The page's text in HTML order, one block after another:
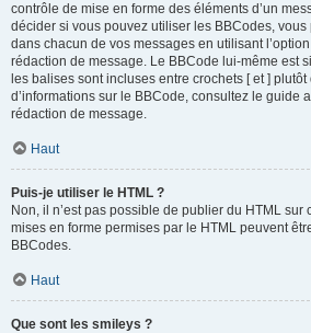
contrôle de mise en forme des éléments d’un
décider si vous pouvez utiliser les BBCodes,
dans chacun de vos messages en utilisant
rédaction de message. Le BBCode lui-même est
les balises sont incluses entre crochets [ et ]
d’informations sur le BBCode, consultez le guide
rédaction de message.
Haut
Puis-je utiliser le HTML ?
Non, il n’est pas possible de publier du HTML sur
mises en forme permises par le HTML peuvent
BBCodes.
Haut
Que sont les smileys ?